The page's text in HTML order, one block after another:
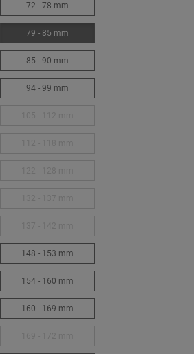
72 - 78 mm
79 - 85 mm
85 - 90 mm
94 - 99 mm
148 - 153 mm
154 - 160 mm
160 - 169 mm